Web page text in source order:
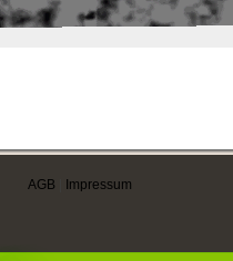
AGB Impressum